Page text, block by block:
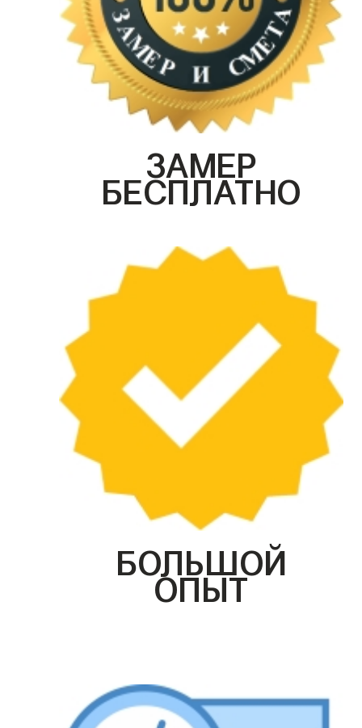
ЗАМЕР
БЕСПЛАТНО
БОЛЬШОЙ
ОПЫТ